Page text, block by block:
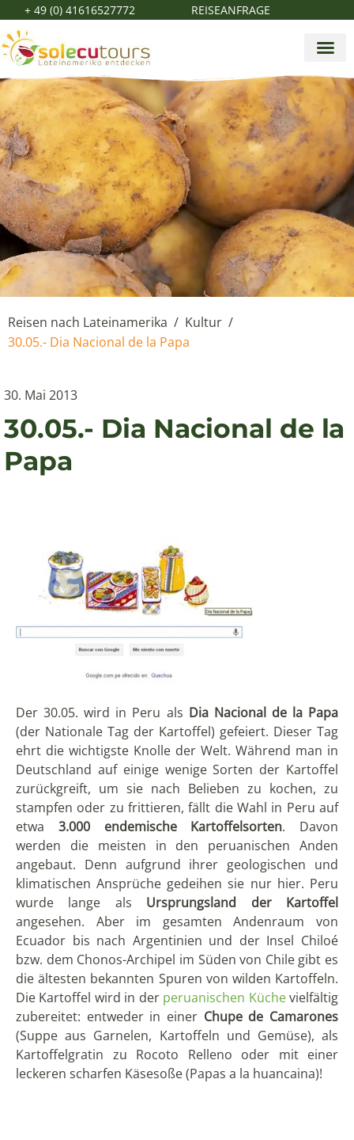
+ 49 (0) 41616527772 REISEANFRAGE
Reisen nach Lateinamerika / Kultur /
30.05.- Dia Nacional de la Papa
30. Mai 2013
30.05.- Dia Nacional de la
Papa
Der 30.05. wird in Peru als Dia Nacional de la Papa
(der Nationale Tag der Kartoffel) gefeiert. Dieser Tag
ehrt die wichtigste Knolle der Welt. Während man in
Deutschland auf einige wenige Sorten der Kartoffel
zurückgreift, um sie nach Belieben zu kochen, zu
stampfen oder zu frittieren, fällt die Wahl in Peru auf
etwa 3.000 endemische Kartoffelsorten. Davon
werden die meisten in den peruanischen Anden
angebaut. Denn aufgrund ihrer geologischen und
klimatischen Ansprüche gedeihen sie nur hier. Peru
wurde lange als Ursprungsland der Kartoffel
angesehen. Aber im gesamten Andenraum von
Ecuador bis nach Argentinien und der Insel Chiloé
bzw. dem Chonos-Archipel im Süden von Chile gibt es
die ältesten bekannten Spuren von wilden Kartoffeln.
Die Kartoffel wird in der peruanischen Küchevielfältig
zubereitet: entweder in einer Chupe de Camarones
(Suppe aus Garnelen, Kartoffeln und Gemüse), als
Kartoffelgratin zu Rocoto Relleno oder mit einer
leckeren scharfen Käsesoße (Papas a la huancaina)!